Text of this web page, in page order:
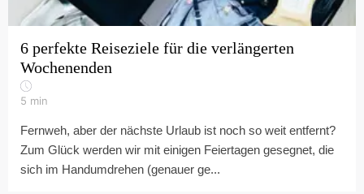
6 perfekte Reiseziele für die verlängerten
Wochenenden
5 min
Fernweh, aber der nächste Urlaub ist noch so weit entfernt?
Zum Glück werden wir mit einigen Feiertagen gesegnet, die
sich im Handumdrehen (genauer ge...